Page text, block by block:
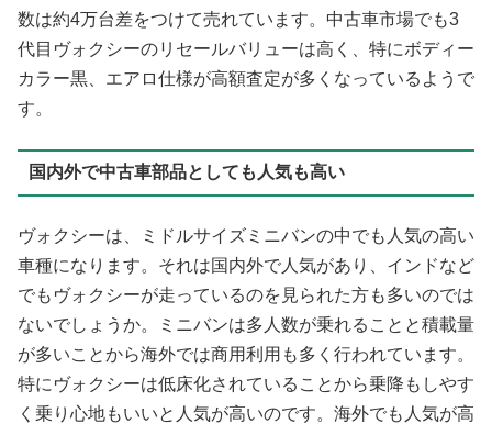
数は約4万台差をつけて売れています。中古車市場でも3
代目ヴォクシーのリセールバリューは高く、特にボディー
カラー黒、エアロ仕様が高額査定が多くなっているようで
す。
国内外で中古車部品としても人気も高い
ヴォクシーは、ミドルサイズミニバンの中でも人気の高い
車種になります。それは国内外で人気があり、インドなど
でもヴォクシーが走っているのを見られた方も多いのでは
ないでしょうか。ミニバンは多人数が乗れることと積載量
が多いことから海外では商用利用も多く行われています。
特にヴォクシーは低床化されていることから乗降もしやす
く乗り心地もいいと人気が高いのです。海外でも人気が高